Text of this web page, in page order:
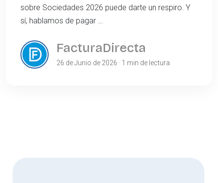
sobre Sociedades 2026 puede darte un respiro. Y
sí, hablamos de pagar …
FacturaDirecta
26 de Junio de 2026 · 1 min de lectura